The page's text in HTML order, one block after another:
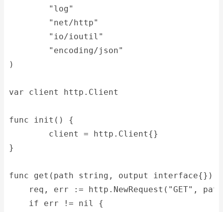
	"log"
	"net/http"
	"io/ioutil"
	"encoding/json"
)
var client http.Client
func init() {
	client = http.Client{}
}
func get(path string, output interface{})
req, err := http.NewRequest("GET",
    if err != nil {